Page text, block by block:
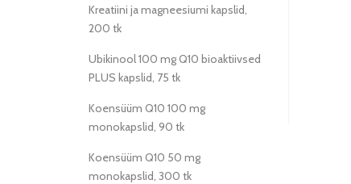
Kreatiini ja magneesiumi kapslid,
200 tk
Ubikinool 100 mg Q10 bioaktiivsed
PLUS kapslid, 75 tk
Koensüüm Q10 100 mg
monokapslid, 90 tk
Koensüüm Q10 50 mg
monokapslid, 300 tk